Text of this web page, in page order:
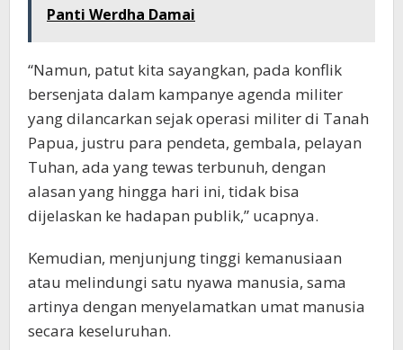
Panti Werdha Damai
“Namun, patut kita sayangkan, pada konflik
bersenjata dalam kampanye agenda militer
yang dilancarkan sejak operasi militer di Tanah
Papua, justru para pendeta, gembala, pelayan
Tuhan, ada yang tewas terbunuh, dengan
alasan yang hingga hari ini, tidak bisa
dijelaskan ke hadapan publik,” ucapnya.
Kemudian, menjunjung tinggi kemanusiaan
atau melindungi satu nyawa manusia, sama
artinya dengan menyelamatkan umat manusia
secara keseluruhan.